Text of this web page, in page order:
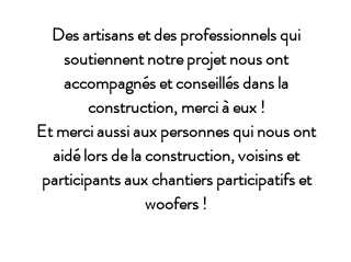
Des artisans et des professionnels qui
soutiennent notre projet nous ont
accompagnés et conseillés dans la
construction, merci à eux !
Et merci aussi aux personnes qui nous ont
aidé lors de la construction, voisins et
participants aux chantiers participatifs et
woofers !